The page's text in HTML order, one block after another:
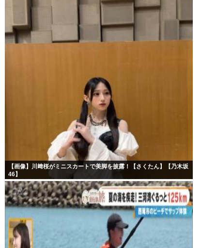
【画像】川﨑桜がミニスカートで美脚を披露！【さくたん】【乃木坂
46】